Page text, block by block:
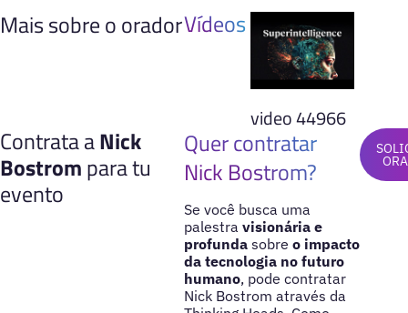
Mais sobre o oradorVídeos
video 44966
Contrata aNick
Bostrompara tu
evento
Quer contratar
Nick Bostrom?
Se você busca uma
palestra visionária e
profundasobre o impacto
da tecnologia no futuro
humano, pode contratar
Nick Bostrom através da